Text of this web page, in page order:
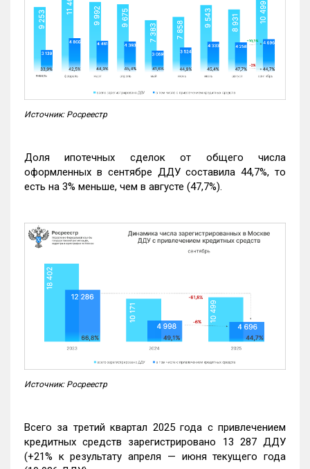
Источник: Росреестр
Доля ипотечных сделок от общего числа
оформленных в сентябре ДДУ составила 44,7%, то
есть на 3% меньше, чем в августе (47,7%).
Источник: Росреестр
Всего за третий квартал 2025 года с привлечением
кредитных средств зарегистрировано 13 287 ДДУ
(+21% к результату апреля — июня текущего года